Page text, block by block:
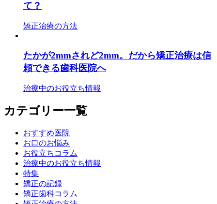
て？
矯正治療の方法
たかが2mmされど2mm。だから矯正治療は信
頼できる歯科医院へ
治療中のお役立ち情報
カテゴリー一覧
おすすめ医院
お口のお悩み
お役立ちコラム
治療中のお役立ち情報
特集
矯正の記録
矯正歯科コラム